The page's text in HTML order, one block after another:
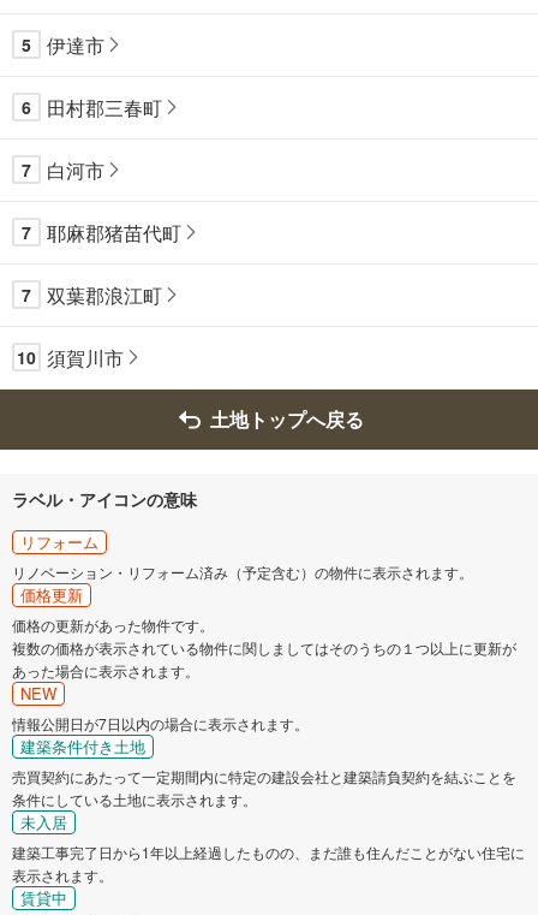
5 伊達市
6 田村郡三春町
7 白河市
7 耶麻郡猪苗代町
7 双葉郡浪江町
10 須賀川市
土地トップへ戻る
ラベル・アイコンの意味
リフォーム
リノベーション・リフォーム済み（予定含む）の物件に表示されます。
価格更新
価格の更新があった物件です。
複数の価格が表示されている物件に関しましてはそのうちの１つ以上に更新が
あった場合に表示されます。
NEW
情報公開日が7日以内の場合に表示されます。
建築条件付き土地
売買契約にあたって一定期間内に特定の建設会社と建築請負契約を結ぶことを
条件にしている土地に表示されます。
未入居
建築工事完了日から1年以上経過したものの、まだ誰も住んだことがない住宅に
表示されます。
賃貸中